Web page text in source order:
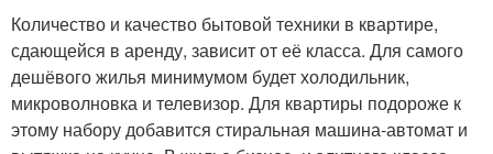
Количество и качество бытовой техники в квартире,
сдающейся в аренду, зависит от её класса. Для самого
дешёвого жилья минимумом будет холодильник,
микроволновка и телевизор. Для квартиры подороже к
этому набору добавится стиральная машина-автомат и